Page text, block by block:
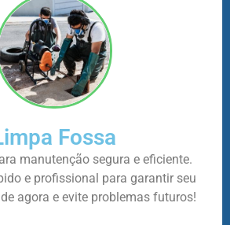
Fossa
manutenção segura e eficiente.
e profissional para garantir seu
agora e evite problemas futuros!